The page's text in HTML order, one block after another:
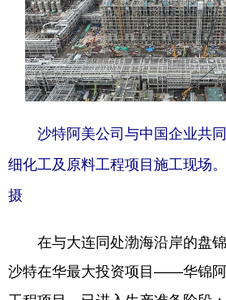
沙特阿美公司与中国企业共
细化工及原料工程项目施工现场
摄
在与大连同处渤海沿岸的盘锦
沙特在华最大投资项目——华锦